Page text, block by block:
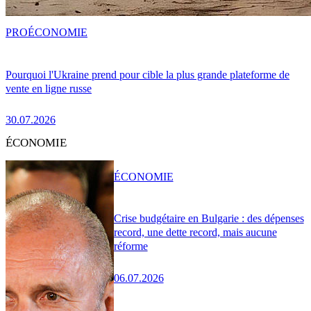
Pourquoi l'Ukraine prend pour cible la plus grande plateforme de
vente en ligne russe
30.07.2026
PROÉCONOMIE
ÉCONOMIE
Crise budgétaire en Bulgarie : des dépenses
record, une dette record, mais aucune
réforme
06.07.2026
ÉCONOMIE